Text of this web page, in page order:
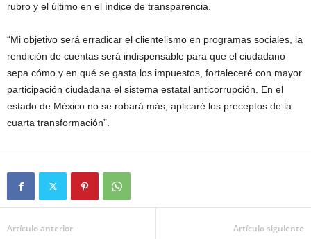
rubro y el último en el índice de transparencia.
“Mi objetivo será erradicar el clientelismo en programas sociales, la
rendición de cuentas será indispensable para que el ciudadano
sepa cómo y en qué se gasta los impuestos, fortaleceré con mayor
participación ciudadana el sistema estatal anticorrupción. En el
estado de México no se robará más, aplicaré los preceptos de la
cuarta transformación”.
Artículo anterior Artículo siguiente